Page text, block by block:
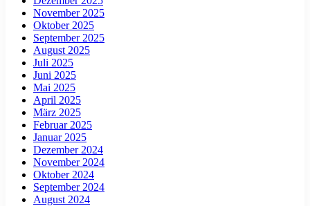
November 2025
Oktober 2025
September 2025
August 2025
Juli 2025
Juni 2025
Mai 2025
April 2025
März 2025
Februar 2025
Januar 2025
Dezember 2024
November 2024
Oktober 2024
September 2024
August 2024